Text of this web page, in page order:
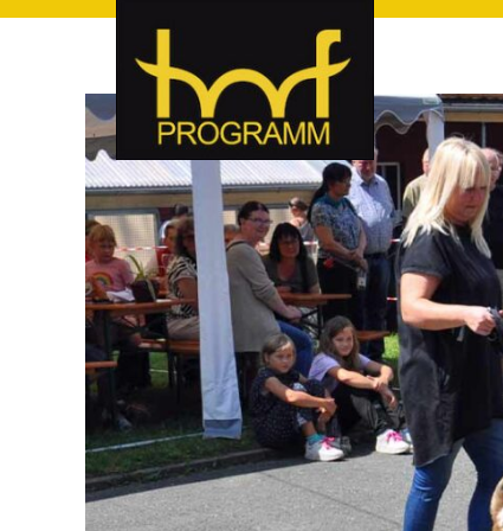
hof-programm – das
hof-programm – das Veranstaltungsportal für Hof